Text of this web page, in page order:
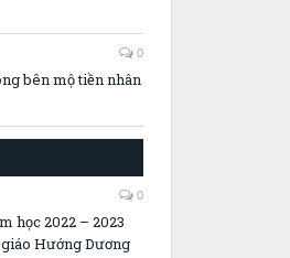
0
bên mộ tiền nhân
0
học 2022 – 2023
Hướng Dương